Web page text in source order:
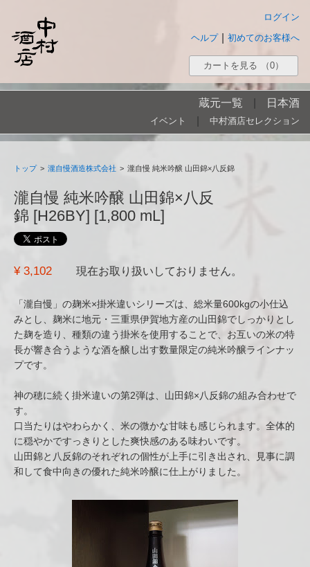
ログイン
初めてのお客様へ
ヘルプ
カートを見る （0）
蔵元一覧 日本酒
イベント 中村酒店セレクション
トップ > 瀧自慢酒造株式会社 > 瀧自慢 純米吟醸 山田錦×八反錦
瀧自慢 純米吟醸 山田錦×八反
錦 [H26BY] [1,800 mL]
¥ 3,102 現在お取り扱いしておりません。
「瀧自慢」の麹米×掛米違いシリーズは、総米量600kgの小仕込
みとし、麹米に地元・三重県伊賀地方産の山田錦でしっかりとし
た麹を造り、種類の違う掛米を使用することで、お互いの米の特
長が響き合うような酒を醸し出す数量限定の純米吟醸ラインナッ
プです。
神の穂に続く掛米違いの第2弾は、山田錦×八反錦の組み合わせで
す。
口当たりはやわらかく、米の微かな甘味も感じられます。全体的
に穏やかですっきりとした爽快感のある味わいです。
山田錦と八反錦のそれぞれの個性が上手に引き出され、見事に調
和して食中向きの優れた純米吟醸に仕上がりました。